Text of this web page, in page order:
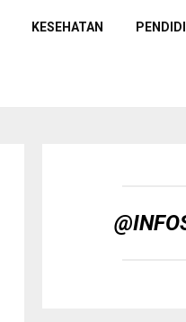
KESEHATAN